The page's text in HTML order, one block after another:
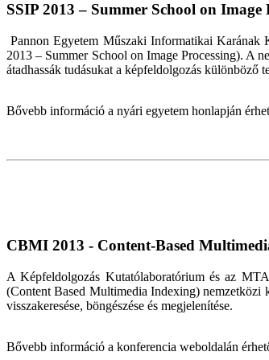
SSIP 2013 – Summer School on Image
Pannon Egyetem Műszaki Informatikai Karának
2013 – Summer School on Image Processing). A
átadhassák tudásukat a képfeldolgozás
Bővebb információ a nyári egyetem honlapján
CBMI 2013 - Content-Based
A Képfeldolgozás Kutatólaboratórium és az
(Content Based Multimedia Indexing) nemzetközi
visszakeresése, böngészése és megjelenítése.
Bővebb információ a konferencia weboldalán